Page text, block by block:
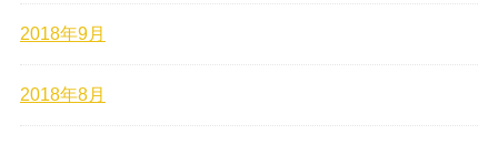
2018年9月
2018年8月